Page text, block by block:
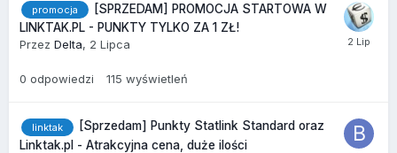
promocja
[SPRZEDAM] PROMOCJA STARTOWA W
LINKTAK.PL - PUNKTY TYLKO ZA 1 ZŁ!
Przez Delta, 2 Lipca
0 odpowiedzi 115 wyświetleń
linktak
[Sprzedam] Punkty Statlink Standard oraz
Linktak.pl - Atrakcyjna cena, duże ilości